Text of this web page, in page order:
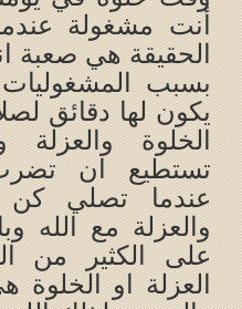
أنت مشغولة
الحقيقة هي صعبة
بسبب المشغوليات
يكون لها دقائق
الخلوة
تستطيع ان
عندما تصلي
والعزلة مع الله
على الكثير من
العزلة او الخلوة